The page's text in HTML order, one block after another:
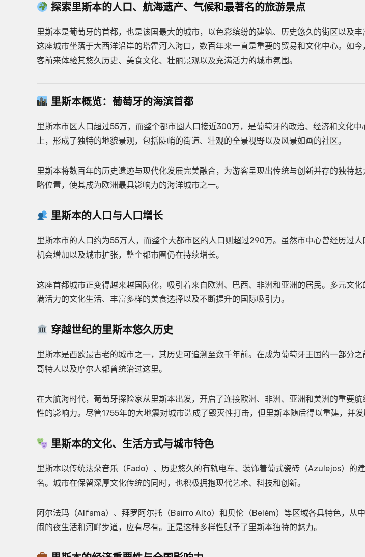
探索里斯本的人口、航海遗产、气候和最著名的旅游景点
里斯本是葡萄牙的首都，也是该国最大的城市，以色彩缤纷的建筑、历史悠久的街区以及丰
这座城市坐落于大西洋沿岸的塔霍河入海口，数百年来一直是重要的贸易和文化中心。如
客前来体验其悠久历史、美食文化、壮丽景观以及充满活力的城市氛围。
里斯本概览：葡萄牙的海滨首都
里斯本市区人口超过55万，而整个都市圈人口接近300万，是葡萄牙的政治、经济和文化中
上，形成了独特的地貌景观，包括陡峭的街道、壮观的全景视野以及风景如画的社区。
里斯本将数百年的历史遗迹与现代化发展完美融合，为游客呈现出传统与创新并存的独特
略位置，使其成为欧洲最具影响力的海洋城市之一。
里斯本的人口与人口增长
里斯本市的人口约为55万人，而整个大都市区的人口则超过290万。虽然市中心曾经历过
机会增加以及城市扩张，整个都市圈仍在持续增长。
这座首都城市正变得越来越国际化，吸引着来自欧洲、巴西、非洲和亚洲的居民。多元文
满活力的文化生活、丰富多样的美食选择以及不断提升的国际吸引力。
穿越世纪的里斯本悠久历史
里斯本是西欧最古老的城市之一，其历史可追溯至数千年前。在成为葡萄牙王国的一部分
哥特人以及摩尔人都曾统治过这里。
在大航海时代，葡萄牙探险家从里斯本出发，开启了连接欧洲、非洲、亚洲和美洲的重要
性的影响力。尽管1755年的大地震对城市造成了毁灭性打击，但里斯本随后得以重建，并发
里斯本的文化、生活方式与城市特色
里斯本以传统法朵音乐（Fado）、历史悠久的有轨电车、装饰着葡式瓷砖（Azulejos）的
名。城市在保留深厚文化传统的同时，也积极拥抱现代艺术、科技和创新。
阿尔法玛（Alfama）、拜罗阿尔托（Bairro Alto）和贝伦（Belém）等区域各具特色，从
闹的夜生活和河畔步道，应有尽有。正是这种多样性赋予了里斯本独特的魅力。